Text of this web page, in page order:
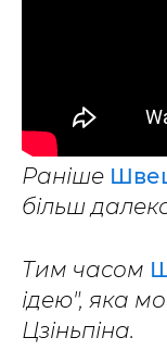
Раніше
більш
Тим часом
ідею", яка
Цзіньпіна.